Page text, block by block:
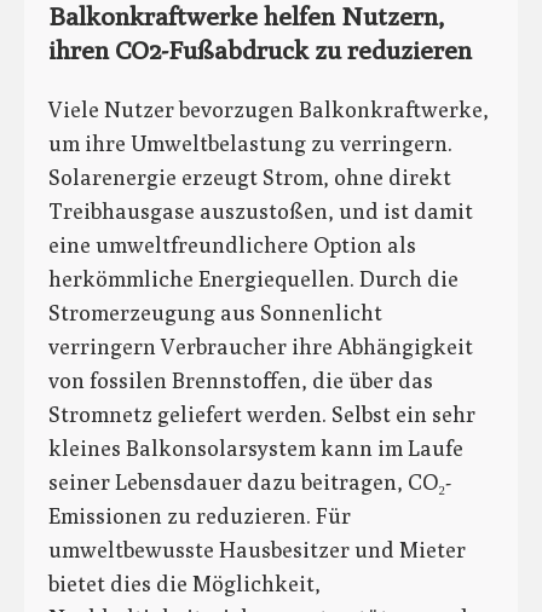
Balkonkraftwerke helfen Nutzern,
ihren CO2-Fußabdruck zu reduzieren
Viele Nutzer bevorzugen Balkonkraftwerke,
um ihre Umweltbelastung zu verringern.
Solarenergie erzeugt Strom, ohne direkt
Treibhausgase auszustoßen, und ist damit
eine umweltfreundlichere Option als
herkömmliche Energiequellen. Durch die
Stromerzeugung aus Sonnenlicht
verringern Verbraucher ihre Abhängigkeit
von fossilen Brennstoffen, die über das
Stromnetz geliefert werden. Selbst ein sehr
kleines Balkonsolarsystem kann im Laufe
seiner Lebensdauer dazu beitragen, CO₂-
Emissionen zu reduzieren. Für
umweltbewusste Hausbesitzer und Mieter
bietet dies die Möglichkeit,